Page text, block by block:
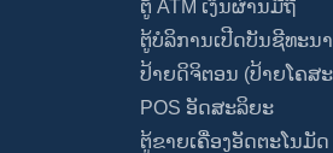
ຕູ້ ATM ເງິນຜ່ານມືຖື
ຕູ້ບໍລິການເປີດບັນຊີທະນ
ປ້າຍດິຈິຕອນ (ປ້າຍໂຄສ
POS ອັດສະລິຍະ
ຕູ້ຂາຍເຄື່ອງອັດຕະໂນມັດ